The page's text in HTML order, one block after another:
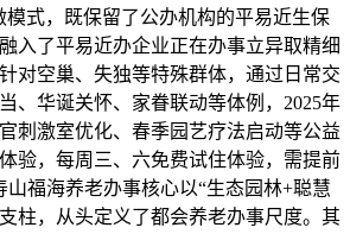
模式，既保留了公办机构的平易近生保
入了平易近办企业正在办事立异取精细
对空巢、失独等特殊群体，通过日常交
、华诞关怀、家眷联动等体例，2025年
刺激室优化、春季园艺疗法启动等公益
验，每周三、六免费试住体验，需提前
山福海养老办事核心以“生态园林+聪慧
柱，从头定义了都会养老办事尺度。其